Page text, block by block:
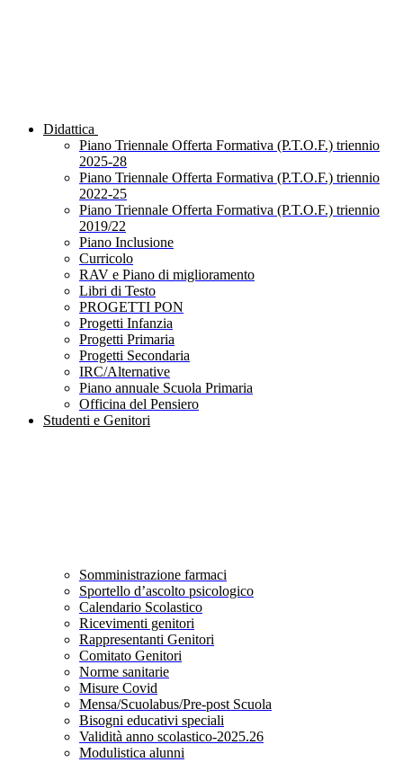
Didattica
Piano Triennale Offerta Formativa (P.T.O.F.) triennio
2025-28
Piano Triennale Offerta Formativa (P.T.O.F.) triennio
2022-25
Piano Triennale Offerta Formativa (P.T.O.F.) triennio
2019/22
Piano Inclusione
Curricolo
RAV e Piano di miglioramento
Libri di Testo
PROGETTI PON
Progetti Infanzia
Progetti Primaria
Progetti Secondaria
IRC/Alternative
Piano annuale Scuola Primaria
Officina del Pensiero
Studenti e Genitori
Somministrazione farmaci
Sportello d’ascolto psicologico
Calendario Scolastico
Ricevimenti genitori
Rappresentanti Genitori
Comitato Genitori
Norme sanitarie
Misure Covid
Mensa/Scuolabus/Pre-post Scuola
Bisogni educativi speciali
Validità anno scolastico-2025.26
Modulistica alunni